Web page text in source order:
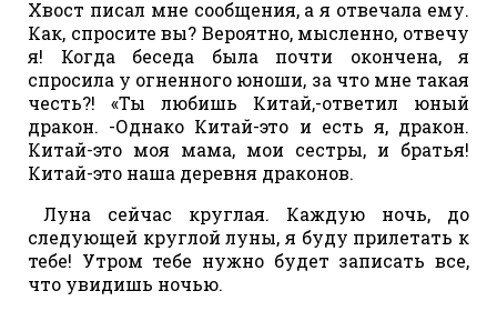
Хвост писал мне сообщения, а я отвечала ему.
Как, спросите вы? Вероятно, мысленно, отвечу
я! Когда беседа была почти окончена, я
спросила у огненного юноши, за что мне такая
честь?! «Ты любишь Китай,-ответил юный
дракон. -Однако Китай-это и есть я, дракон.
Китай-это моя мама, мои сестры, и братья!
Китай-это наша деревня драконов.
Луна сейчас круглая. Каждую ночь, до
следующей круглой луны, я буду прилетать к
тебе! Утром тебе нужно будет записать все,
что увидишь ночью.